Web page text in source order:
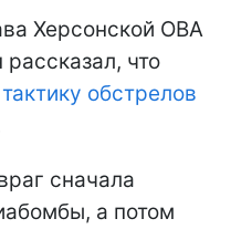
Херсонской ОВА
что
обстрелов
сначала
а потом